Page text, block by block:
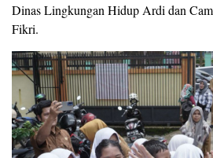
Dinas Lingkungan Hidup Ardi dan
Fikri.